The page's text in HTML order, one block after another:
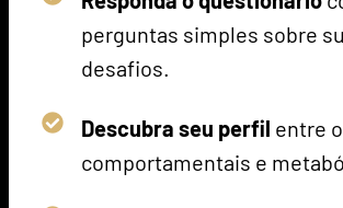
perguntas simples sobre
desafios.
Descubra seu perfil entre
comportamentais e